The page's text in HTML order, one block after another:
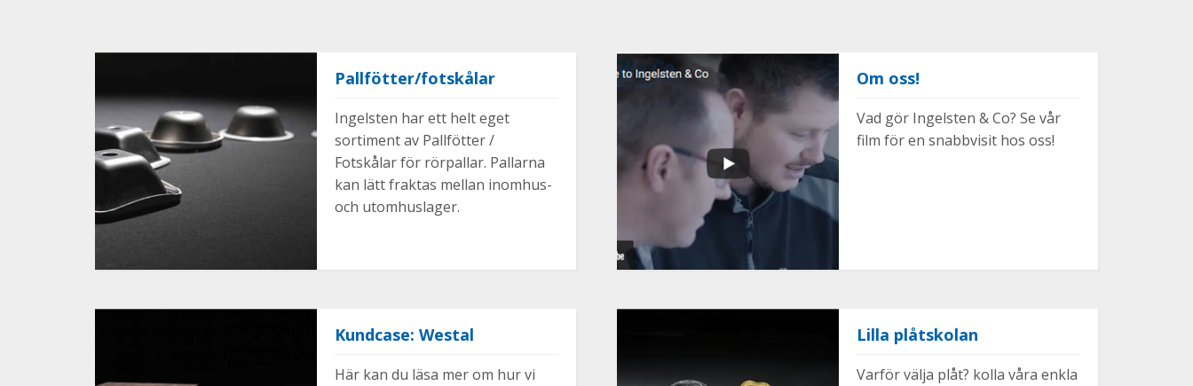
Pallfötter/fotskålar
Ingelsten har ett helt eget
sortiment av Pallfötter /
Fotskålar för rörpallar. Pallarna
kan lätt fraktas mellan inomhus-
och utomhuslager.
Om oss!
Vad gör Ingelsten & Co? Se vår
film för en snabbvisit hos oss!
Kundcase: Westal
Här kan du läsa mer om hur vi
Lilla plåtskolan
Varför välja plåt? kolla våra enkla